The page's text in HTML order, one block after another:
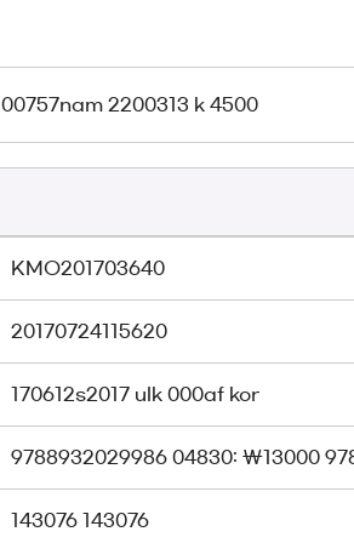
00757nam 2200313 k 4500
KMO201703640
20170724115620
170612s2017 ulk 000af kor
9788932029986 04830: \13000
143076 143076